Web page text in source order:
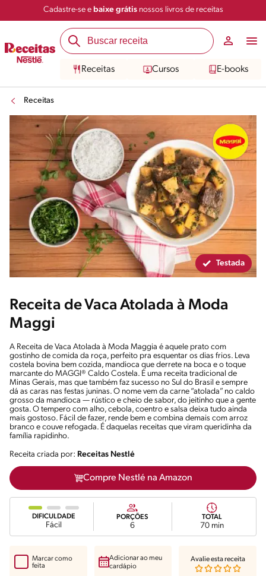
Cadastre-se e baixe grátisnossos livros de receitas
Receitas Cursos E-books
Receitas
Salvar Compartilhar
Testada
Receita de Vaca Atolada à Moda
Maggi
A Receita de Vaca Atolada à Moda Maggia é aquele prato com
gostinho de comida da roça, perfeito pra esquentar os dias frios. Leva
costela bovina bem cozida, mandioca que derrete na boca e o toque
marcante do MAGGI® Caldo Costela. É uma receita tradicional de
Minas Gerais, mas que também faz sucesso no Sul do Brasil e sempre
dá as caras nas festas juninas. O nome vem da carne “atolada” no caldo
grosso da mandioca — rústico e cheio de sabor, do jeitinho que a gente
gosta. O tempero com alho, cebola, coentro e salsa deixa tudo ainda
mais gostoso. Fácil de fazer, rende bem e combina demais com arroz
branco e couve refogada. É daquelas receitas que viram queridinha da
família rapidinho.
Receita criada por: Receitas Nestlé
Compre Nestlé na Amazon
DIFICULDADE
Fácil
PORÇÕES
6
TOTAL
70 min
Marcar como
feita
Adicionar ao meu
cardápio
Avalie esta receita